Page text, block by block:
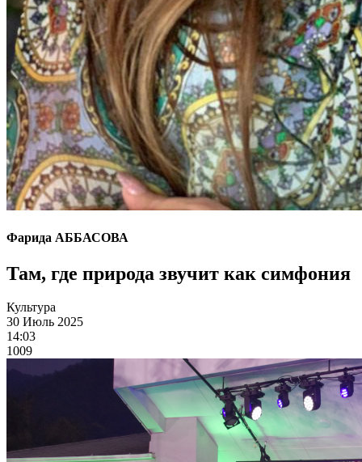
Фарида АББАСОВА
Там, где природа звучит как симфония
Культура
30 Июль 2025
14:03
1009